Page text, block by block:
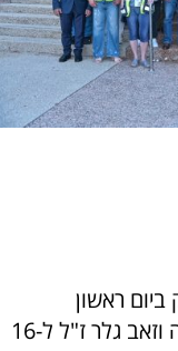
ראשון
31/5/2025 אותות הוקרה ע"ש טובה וזאב גלר ז"ל ל-16